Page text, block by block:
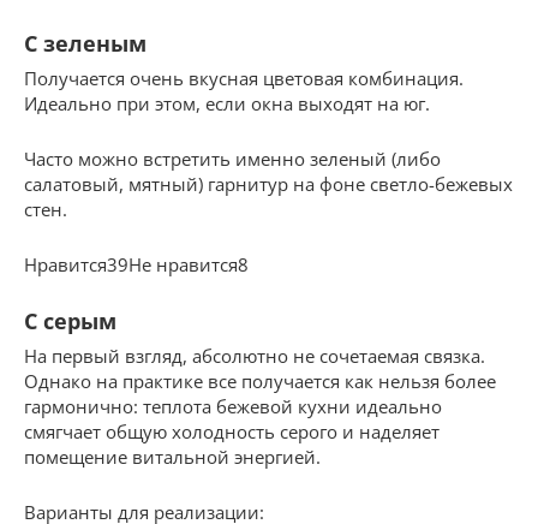
С зеленым
Получается очень вкусная цветовая комбинация.
Идеально при этом, если окна выходят на юг.
Часто можно встретить именно зеленый (либо
салатовый, мятный) гарнитур на фоне светло-бежевых
стен.
Нравится39Не нравится8
С серым
На первый взгляд, абсолютно не сочетаемая связка.
Однако на практике все получается как нельзя более
гармонично: теплота бежевой кухни идеально
смягчает общую холодность серого и наделяет
помещение витальной энергией.
Варианты для реализации: